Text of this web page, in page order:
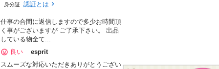
身分証 認証とは
仕事の合間に返信しますので多少お時間頂
く事がございますが ご了承下さい。 出品
している物全て...
良い
esprit
スムーズな対応いただきありがとうござい